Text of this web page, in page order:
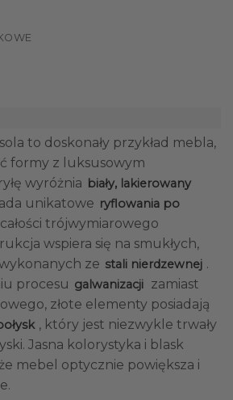
to doskonały przykład mebla,
formy z luksusowym
wyróżnia biały, lakierowany
unikatowe ryflowania po
trójwymiarowego
wspiera się na smukłych,
ze stali nierdzewnej .
procesu galwanizacji zamiast
złote elementy posiadają
, który jest niezwykle trwały
Jasna kolorystyka i blask
mebel optycznie powiększa i